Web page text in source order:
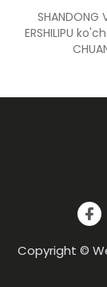
SHANDONG
ERSHILIPU
Copyright ©